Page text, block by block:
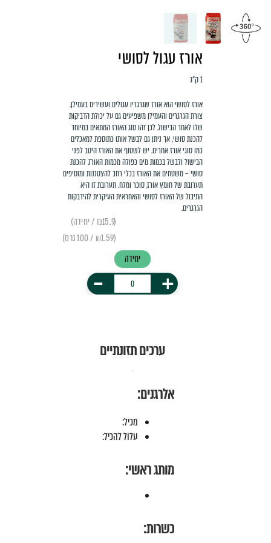
אורז עגול לסושי
1 ק"ג
אורז לסושי הוא אורז שגרגריו עגולים ועשירים בעמילן.
צורת הגרגרים והעמילן משפיעים גם על יכולת הדביקות
שלו לאחר הבישול. לכן זהו סוג האורז המתאים במיוחד
להכנת סושי, אך ניתן גם לבשל אותו כתוספת למאכלים
כמו סוגי אורז אחרים. יש לשטוף את האורז היטב לפני
הבישול ולבשל בכמות מים כפולה מכמות האורז. להכנת
סושי – משטחים את האורז בכלי רחב להצטננות ומוסיפים
תערובת של חומץ אורז, סוכר ומלח. תערובת זו היא
התיבול של האורז לסושי והאחראית העיקרית להידבקות
הגרגרים.
(₪15.9 / יחידה)
(₪1.59 / 100 גרם)
יחידה
+
-
ערכים תזונתיים
אלרגנים:
מכיל:
עלול להכיל:
מותג ראשי:
כשרות: